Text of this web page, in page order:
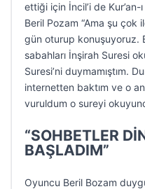
ettiği için İncil’i de
Beril Pozam “Ama şu çok
gün oturup konuşuyoruz.
sabahları İnşirah Suresi
Suresi’ni duymamıştım.
internetten baktım ve o
vuruldum o sureyi
“SOHBETLER
BAŞLADIM”
Oyuncu Beril Bozam